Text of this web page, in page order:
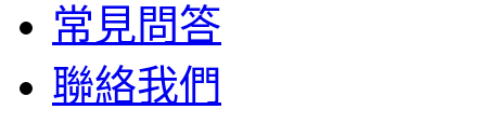
常見問答
聯絡我們